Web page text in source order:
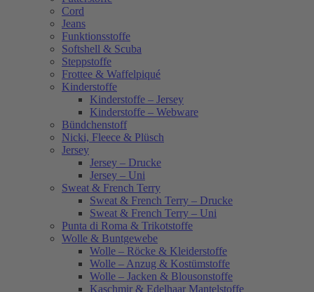
Cord
Jeans
Funktionsstoffe
Softshell & Scuba
Steppstoffe
Frottee & Waffelpiqué
Kinderstoffe
Kinderstoffe – Jersey
Kinderstoffe – Webware
Bündchenstoff
Nicki, Fleece & Plüsch
Jersey
Jersey – Drucke
Jersey – Uni
Sweat & French Terry
Sweat & French Terry – Drucke
Sweat & French Terry – Uni
Punta di Roma & Trikotstoffe
Wolle & Buntgewebe
Wolle – Röcke & Kleiderstoffe
Wolle – Anzug & Kostümstoffe
Wolle – Jacken & Blousonstoffe
Kaschmir & Edelhaar Mantelstoffe